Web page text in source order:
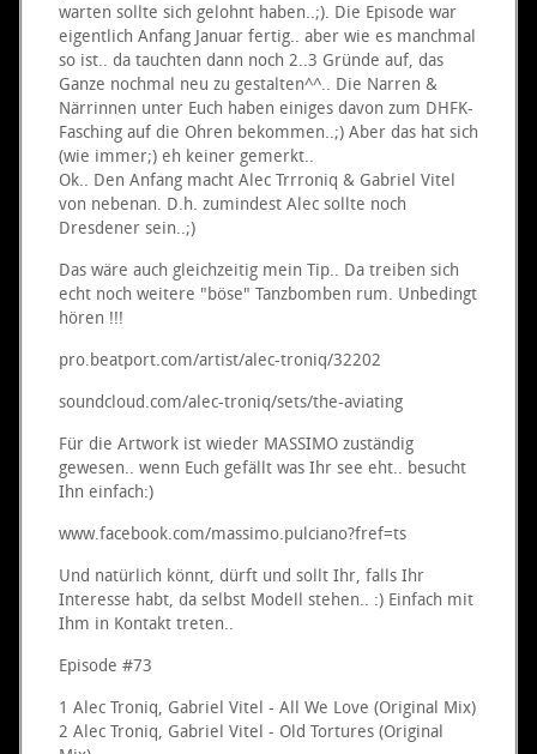
warten sollte sich gelohnt haben..;). Die Episode war
eigentlich Anfang Januar fertig.. aber wie es manchmal
so ist.. da tauchten dann noch 2..3 Gründe auf, das
Ganze nochmal neu zu gestalten^^.. Die Narren &
Närrinnen unter Euch haben einiges davon zum DHFK-
Fasching auf die Ohren bekommen..;) Aber das hat sich
(wie immer;) eh keiner gemerkt..
Ok.. Den Anfang macht Alec Trrroniq & Gabriel Vitel
von nebenan. D.h. zumindest Alec sollte noch
Dresdener sein..;)
Das wäre auch gleichzeitig mein Tip.. Da treiben sich
echt noch weitere "böse" Tanzbomben rum. Unbedingt
hören !!!
pro.beatport.com/artist/alec-troniq/32202
soundcloud.com/alec-troniq/sets/the-aviating
Für die Artwork ist wieder MASSIMO zuständig
gewesen.. wenn Euch gefällt was Ihr see eht.. besucht
Ihn einfach:)
www.facebook.com/massimo.pulciano?fref=ts
Und natürlich könnt, dürft und sollt Ihr, falls Ihr
Interesse habt, da selbst Modell stehen.. :) Einfach mit
Ihm in Kontakt treten..
Episode #73
1 Alec Troniq, Gabriel Vitel - All We Love (Original Mix)
2 Alec Troniq, Gabriel Vitel - Old Tortures (Original